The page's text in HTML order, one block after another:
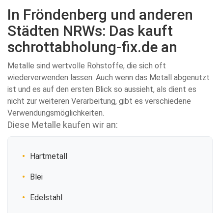
In Fröndenberg und anderen
Städten NRWs: Das kauft
schrottabholung-fix.de an
Metalle sind wertvolle Rohstoffe, die sich oft
wiederverwenden lassen. Auch wenn das Metall abgenutzt
ist und es auf den ersten Blick so aussieht, als dient es
nicht zur weiteren Verarbeitung, gibt es verschiedene
Verwendungsmöglichkeiten.
Diese Metalle kaufen wir an:
Hartmetall
Blei
Edelstahl